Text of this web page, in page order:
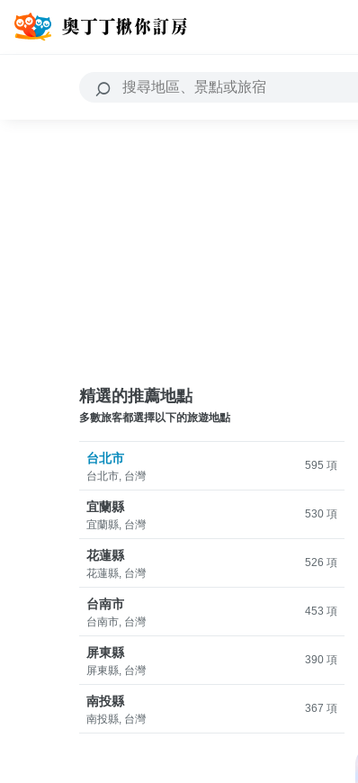
精選的推薦地點
多數旅客都選擇以下的旅遊地點
台北市
台北市, 台灣
595 項
宜蘭縣
宜蘭縣, 台灣
530 項
花蓮縣
花蓮縣, 台灣
526 項
台南市
台南市, 台灣
453 項
屏東縣
屏東縣, 台灣
390 項
南投縣
南投縣, 台灣
367 項